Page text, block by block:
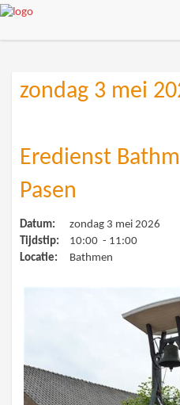
zondag 3 mei
Eredienst
Pasen
Datum:
zondag 3 mei 2026
Tijdstip:
10:00 - 11:00
Locatie:
Bathmen